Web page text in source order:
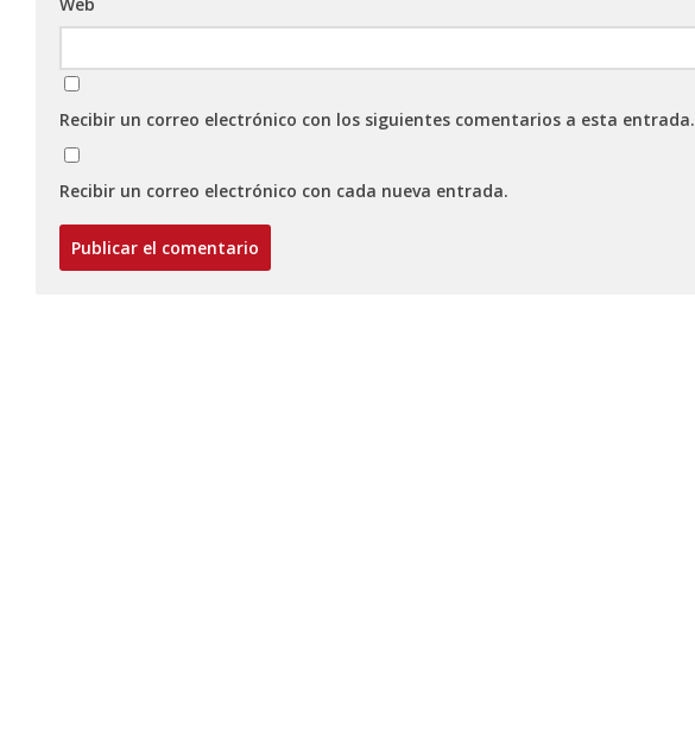
Recibir un correo electrónico con los siguientes comentarios a esta entrada.
Recibir un correo electrónico con cada nueva entrada.